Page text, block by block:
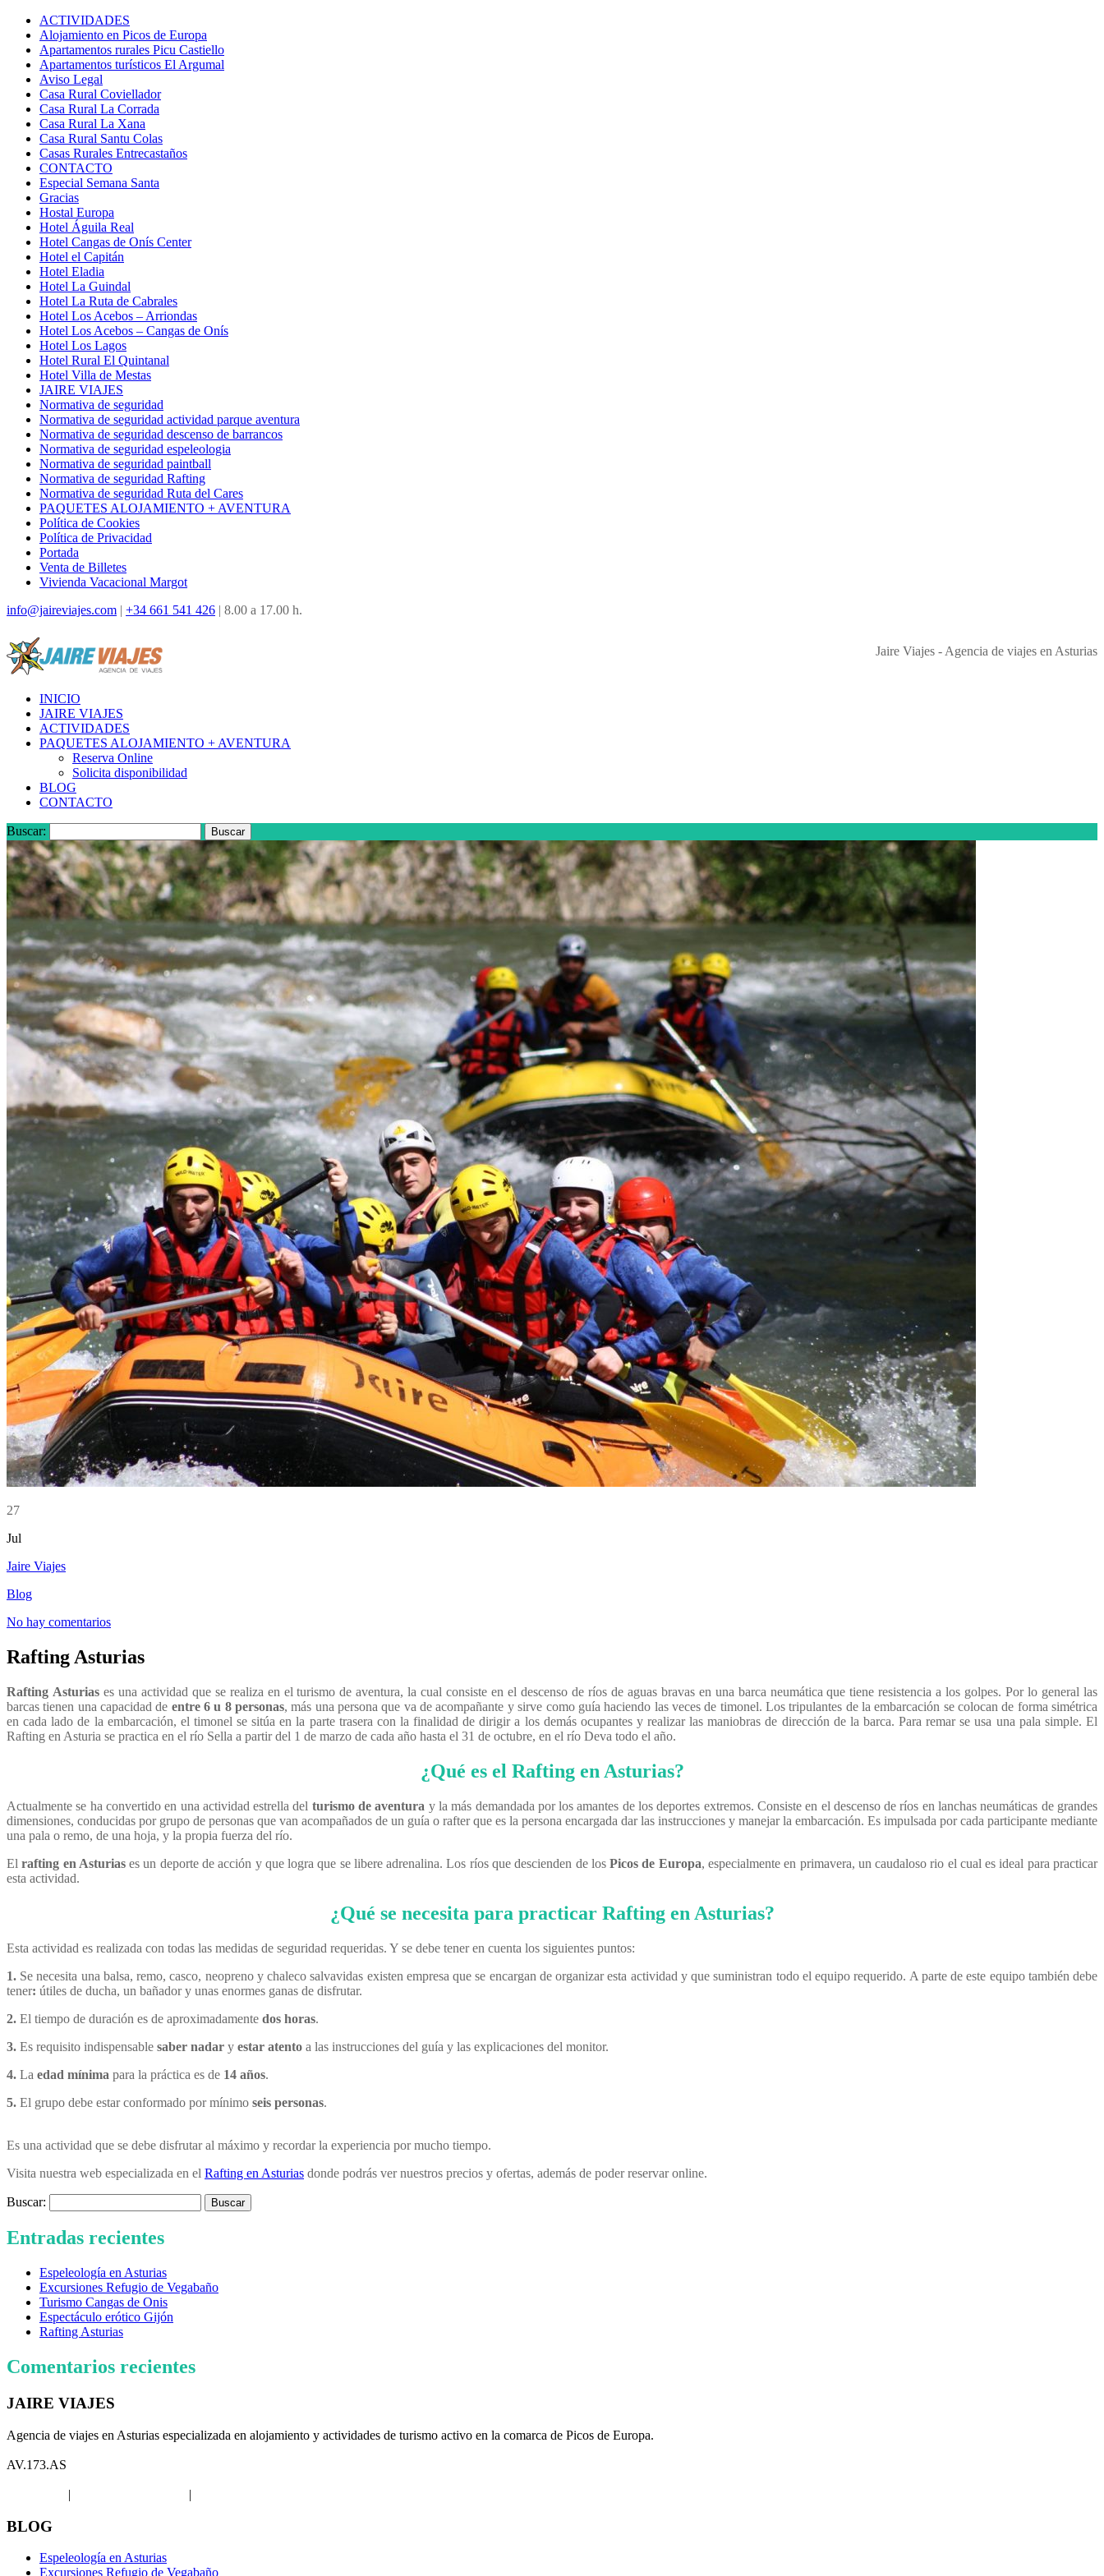
ACTIVIDADES
Alojamiento en Picos de Europa
Apartamentos rurales Picu Castiello
Apartamentos turísticos El Argumal
Aviso Legal
Casa Rural Coviellador
Casa Rural La Corrada
Casa Rural La Xana
Casa Rural Santu Colas
Casas Rurales Entrecastaños
CONTACTO
Especial Semana Santa
Gracias
Hostal Europa
Hotel Águila Real
Hotel Cangas de Onís Center
Hotel el Capitán
Hotel Eladia
Hotel La Guindal
Hotel La Ruta de Cabrales
Hotel Los Acebos – Arriondas
Hotel Los Acebos – Cangas de Onís
Hotel Los Lagos
Hotel Rural El Quintanal
Hotel Villa de Mestas
JAIRE VIAJES
Normativa de seguridad
Normativa de seguridad actividad parque aventura
Normativa de seguridad descenso de barrancos
Normativa de seguridad espeleologia
Normativa de seguridad paintball
Normativa de seguridad Rafting
Normativa de seguridad Ruta del Cares
PAQUETES ALOJAMIENTO + AVENTURA
Política de Cookies
Política de Privacidad
Portada
Venta de Billetes
Vivienda Vacacional Margot
info@jaireviajes.com | +34 661 541 426 | 8.00 a 17.00 h.
Jaire Viajes - Agencia de viajes en Asturias
INICIO
JAIRE VIAJES
ACTIVIDADES
PAQUETES ALOJAMIENTO + AVENTURA
Reserva Online
Solicita disponibilidad
BLOG
CONTACTO
Buscar:
27
Jul
Jaire Viajes
Blog
No hay comentarios
Rafting Asturias
Rafting Asturiases una actividad que se realiza en el turismo de aventura, la cual consiste en el descenso de ríos de aguas bravas en una barca neumática que tiene resistencia a los golpes. Por lo general las
barcas tienen una capacidad de entre 6 u 8 personas, más una persona que va de acompañante y sirve como guía haciendo las veces de timonel. Los tripulantes de la embarcación se colocan de forma simétrica
en cada lado de la embarcación, el timonel se sitúa en la parte trasera con la finalidad de dirigir a los demás ocupantes y realizar las maniobras de dirección de la barca. Para remar se usa una pala simple. El
Rafting en Asturia se practica en el río Sella a partir del 1 de marzo de cada año hasta el 31 de octubre, en el río Deva todo el año.
¿Qué es el Rafting en Asturias?
Actualmente se ha convertido en una actividad estrella del turismo de aventura y la más demandada por los amantes de los deportes extremos. Consiste en el descenso de ríos en lanchas neumáticas de grandes
dimensiones, conducidas por grupo de personas que van acompañados de un guía o rafter que es la persona encargada dar las instrucciones y manejar la embarcación. Es impulsada por cada participante mediante
una pala o remo, de una hoja, y la propia fuerza del río.
Elrafting en Asturiases un deporte de acción y que logra que se libere adrenalina. Los ríos que descienden de losPicos de Europa, especialmente en primavera, un caudaloso rio el cual es ideal para practicar
esta actividad.
¿Qué se necesita para practicar Rafting en Asturias?
Esta actividad es realizada con todas las medidas de seguridad requeridas. Y se debe tener en cuenta los siguientes puntos:
1. Se necesita una balsa, remo, casco, neopreno y chaleco salvavidas existen empresa que se encargan de organizar esta actividad y que suministran todo el equipo requerido. A parte de este equipo también debe
tener: útiles de ducha, un bañador y unas enormes ganas de disfrutar.
2. El tiempo de duración es de aproximadamente dos horas.
3. Es requisito indispensable saber nadar y estar atento a las instrucciones del guía y las explicaciones del monitor.
4. La edad mínima para la práctica es de 14 años.
5. El grupo debe estar conformado por mínimo seis personas.
Es una actividad que se debe disfrutar al máximo y recordar la experiencia por mucho tiempo.
Visita nuestra web especializada en el Rafting en Asturias donde podrás ver nuestros precios y ofertas, además de poder reservar online.
Buscar:
Entradas recientes
Espeleología en Asturias
Excursiones Refugio de Vegabaño
Turismo Cangas de Onis
Espectáculo erótico Gijón
Rafting Asturias
Comentarios recientes
JAIRE VIAJES
Agencia de viajes en Asturias especializada en alojamiento y actividades de turismo activo en la comarca de Picos de Europa.
AV.173.AS
| |
BLOG
Espeleología en Asturias
Excursiones Refugio de Vegabaño